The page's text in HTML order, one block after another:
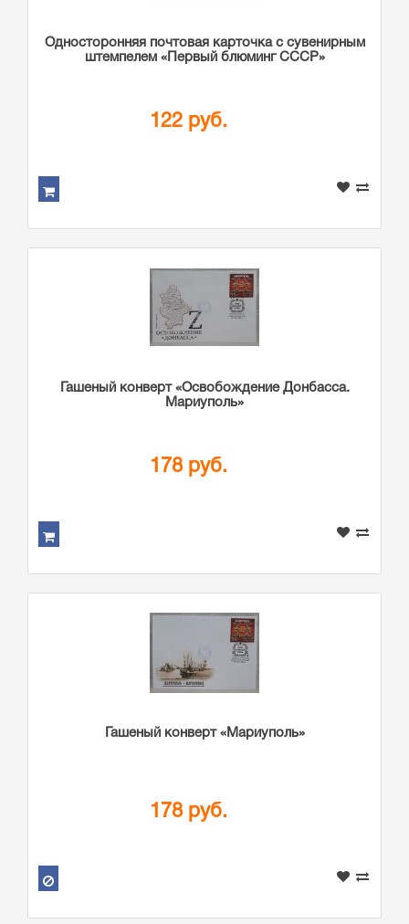
Односторонняя почтовая карточка с сувенирным
штемпелем «Первый блюминг СССР»
122 руб.
Гашеный конверт «Освобождение Донбасса.
Мариуполь»
178 руб.
Гашеный конверт «Мариуполь»
178 руб.